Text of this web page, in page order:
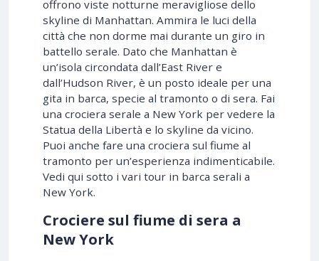
offrono viste notturne meravigliose dello
skyline di Manhattan. Ammira le luci della
città che non dorme mai durante un giro in
battello serale. Dato che Manhattan è
un’isola circondata dall’East River e
dall’Hudson River, è un posto ideale per una
gita in barca, specie al tramonto o di sera. Fai
una crociera serale a New York per vedere la
Statua della Libertà e lo skyline da vicino.
Puoi anche fare una crociera sul fiume al
tramonto per un’esperienza indimenticabile.
Vedi qui sotto i vari tour in barca serali a
New York.
Crociere sul fiume di sera a
New York